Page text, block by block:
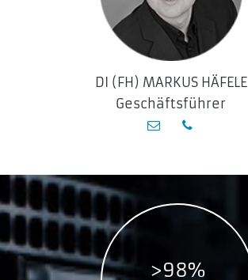
DI (FH) MARKUS HÄFELE
Geschäftsführer
>98%